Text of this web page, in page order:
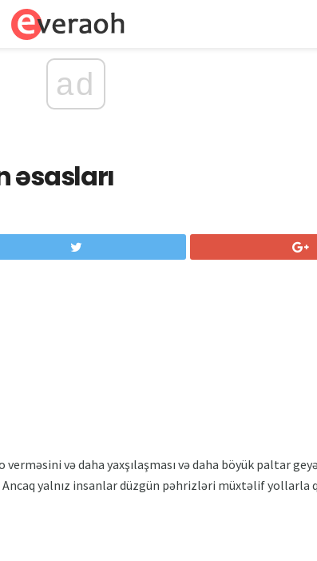
ad
əsasları
və daha yaxşılaşması və daha böyük paltar
yalnız insanlar düzgün pəhrizləri müxtəlif yollarla